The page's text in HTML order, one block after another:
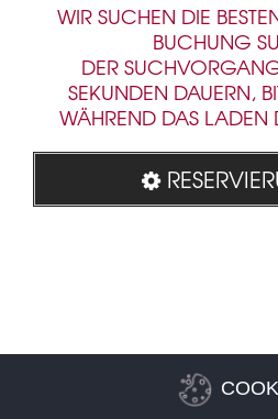
WIR SUCHEN DIE
BUCHUNG
DER
SEKUNDEN DAUERN,
WÄHREND DAS LADEN